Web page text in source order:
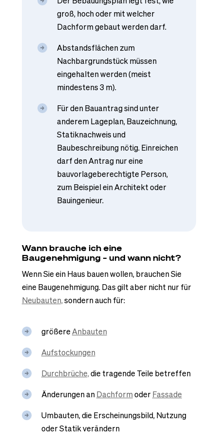
groß, hoch oder mit welcher
Dachform gebaut werden darf.
Abstandsflächen zum
Nachbargrundstück müssen
eingehalten werden (meist
mindestens 3 m).
Für den Bauantrag sind unter
anderem Lageplan, Bauzeichnung,
Statiknachweis und
Baubeschreibung nötig. Einreichen
darf den Antrag nur eine
bauvorlageberechtigte Person,
zum Beispiel ein Architekt oder
Bauingenieur.
Wann brauche ich eine
Baugenehmigung – und wann nicht?
Wenn Sie ein Haus bauen wollen, brauchen Sie
eine Baugenehmigung. Das gilt aber nicht nur für
Neubauten,sondern auch für:
größereAnbauten
Aufstockungen
Durchbrüche,die tragende Teile betreffen
Änderungen anDachformoderFassade
Umbauten, die Erscheinungsbild, Nutzung
oder Statik verändern